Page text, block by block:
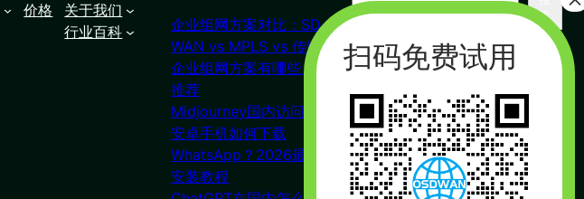
价格
关于我们
行业百科
企业组网方案对比：SD-
WAN vs MPLS vs 传统VPN
企业组网方案有哪些？对比
推荐
Midjourney国内访问教程
安卓手机如何下载
WhatsApp？2026最新下载
安装教程
索
联系我们
杭州（总部） 北京 长沙
广州
合作：17357178761（微信同
号）
周一到周五 : 9:00 – 21:00